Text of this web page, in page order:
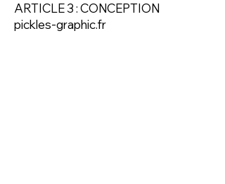
ARTICLE 3 : CONCEPTION
pickles-graphic.fr